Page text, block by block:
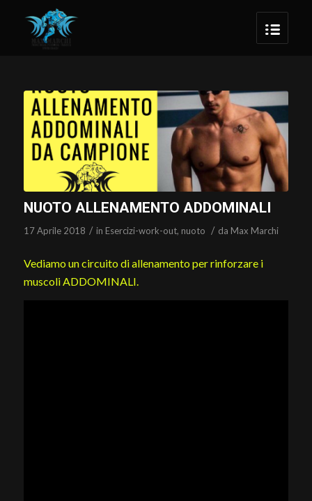
NUOTO ALLENAMENTO ADDOMINALI
17 Aprile 2018 / in Esercizi-work-out, nuoto / da Max Marchi
Vediamo un circuito di allenamento per rinforzare i
muscoli ADDOMINALI.